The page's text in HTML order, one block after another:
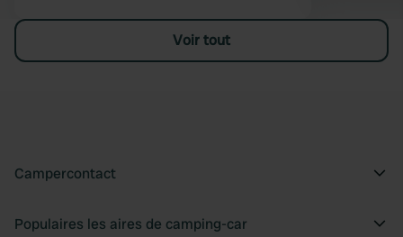
Voir tout
Campercontact
Populaires les aires de camping-car